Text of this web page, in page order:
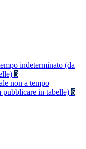
indeterminato (da
3
non a tempo
pubblicare in tabelle) 6